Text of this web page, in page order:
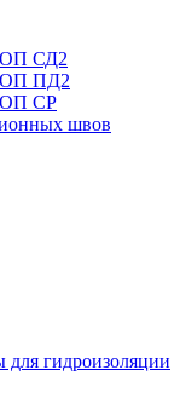
СД2
ПД2
СР
швов
гидроизоляции